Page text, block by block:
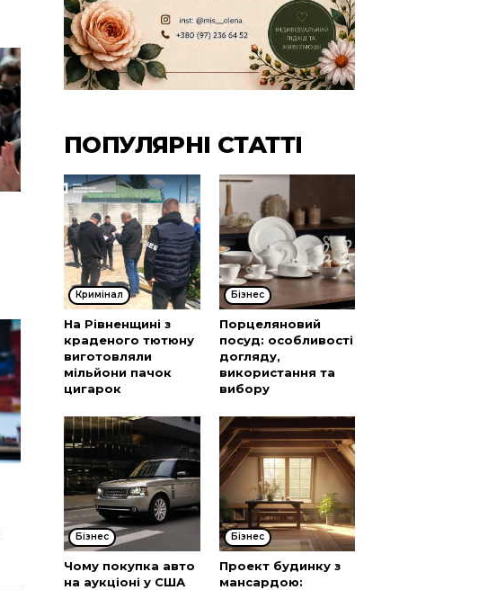
ПОПУЛЯРНІ СТАТТІ
Кримінал
На Рівненщині з
краденого тютюну
виготовляли
мільйони пачок
цигарок
Бізнес
Порцеляновий
посуд: особливості
догляду,
використання та
вибору
Бізнес
Чому покупка авто
на аукціоні у США
Бізнес
Проект будинку з
мансардою: